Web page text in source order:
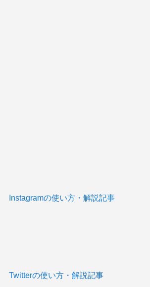
Instagramの使い方・解説記事
Twitterの使い方・解説記事